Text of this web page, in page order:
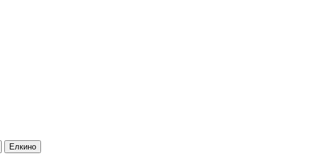
Елкино